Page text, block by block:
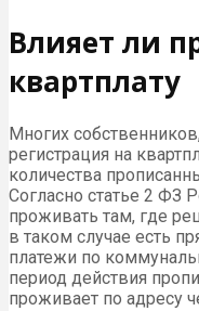
Влияет ли
квартплату
Многих
регистрация на
количества
Согласно статье 2 ФЗ
проживать там, где
в таком случае есть
платежи по
период действия
проживает по адресу